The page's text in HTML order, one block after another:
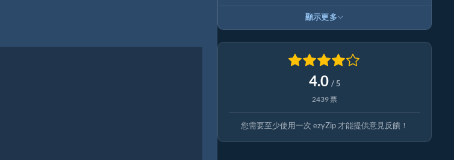
顯示更多
4.0 / 5
2439 票
您需要至少使用一次 ezyZip 才能提供意見反饋！